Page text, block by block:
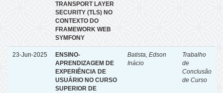
TRANSPORT LAYER
SECURITY (TLS) NO
CONTEXTO DO
FRAMEWORK WEB
SYMFONY
23-Jun-2025
ENSINO-
APRENDIZAGEM DE
EXPERIÊNCIA DE
USUÁRIO NO CURSO
SUPERIOR DE
Batista, Edson
Inácio
Trabalho
de
Conclusão
de Curso